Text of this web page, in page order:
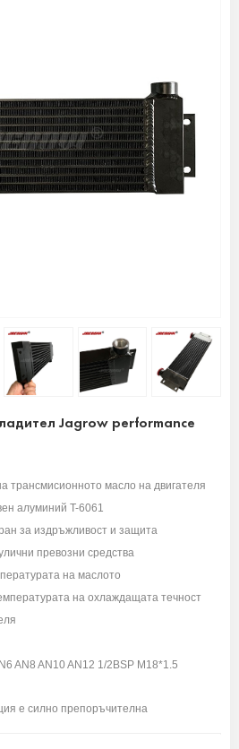
Jagrow performance
трансмисионното масло на двигателя
алуминий T-6061
за издръжливост и защита
превозни средства
на маслото
на охлаждащата течност
AN8 AN10 AN12 1/2BSP M18*1.5
е силно препоръчителна